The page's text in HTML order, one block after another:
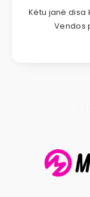
Këtu janë disa
Vendos